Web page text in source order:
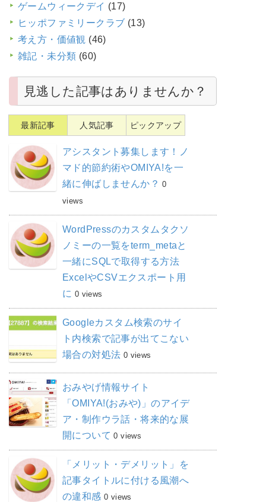
ゲームウィークデイ (17)
ヒッポファミリークラブ (13)
考え方・価値観 (46)
雑記・未分類 (60)
見逃した記事はありませんか？
最新記事 人気記事 ピックアップ
アシスタント募集します！ノ
マド的節約術やOMIYA!を一
緒に伸ばしませんか？ 0
views
WordPressのカスタムタクソ
ノミーの一覧をterm_metaと
一緒にSQLで取得する方法
ExcelやCSVエクスポート用
に 0 views
Googleカスタム検索のサイ
ト内検索で記事が出てこない
場合の対処法 0 views
おみやげ情報サイト
「OMIYA!(おみや)」のアイデ
ア・制作ウラ話・将来的な展
開について 0 views
「メリット・デメリット」を
記事タイトルに付ける風潮へ
の違和感 0 views